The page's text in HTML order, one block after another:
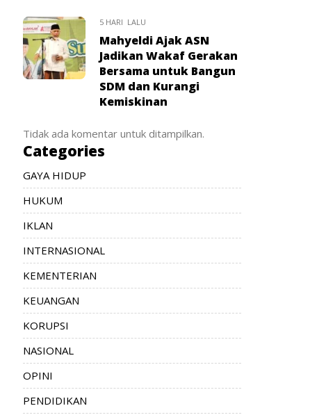
5 HARI LALU
Mahyeldi Ajak ASN
Jadikan Wakaf Gerakan
Bersama untuk Bangun
SDM dan Kurangi
Kemiskinan
Tidak ada komentar untuk ditampilkan.
Categories
GAYA HIDUP
HUKUM
IKLAN
INTERNASIONAL
KEMENTERIAN
KEUANGAN
KORUPSI
NASIONAL
OPINI
PENDIDIKAN